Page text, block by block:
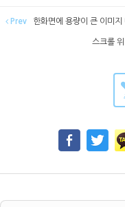
Prev 한화면에 용량이 큰 이미
스크롤